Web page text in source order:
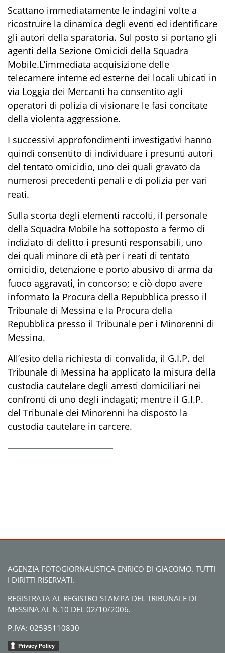
Scattano immediatamente le indagini volte a
ricostruire la dinamica degli eventi ed identificare
gli autori della sparatoria. Sul posto si portano gli
agenti della Sezione Omicidi della Squadra
Mobile.L’immediata acquisizione delle
telecamere interne ed esterne dei locali ubicati in
via Loggia dei Mercanti ha consentito agli
operatori di polizia di visionare le fasi concitate
della violenta aggressione.
I successivi approfondimenti investigativi hanno
quindi consentito di individuare i presunti autori
del tentato omicidio, uno dei quali gravato da
numerosi precedenti penali e di polizia per vari
reati.
Sulla scorta degli elementi raccolti, il personale
della Squadra Mobile ha sottoposto a fermo di
indiziato di delitto i presunti responsabili, uno
dei quali minore di età per i reati di tentato
omicidio, detenzione e porto abusivo di arma da
fuoco aggravati, in concorso; e ciò dopo avere
informato la Procura della Repubblica presso il
Tribunale di Messina e la Procura della
Repubblica presso il Tribunale per i Minorenni di
Messina.
All’esito della richiesta di convalida, il G.I.P. del
Tribunale di Messina ha applicato la misura della
custodia cautelare degli arresti domiciliari nei
confronti di uno degli indagati; mentre il G.I.P.
del Tribunale dei Minorenni ha disposto la
custodia cautelare in carcere.
AGENZIA FOTOGIORNALISTICA ENRICO DI GIACOMO. TUTTI
I DIRITTI RISERVATI.
REGISTRATA AL REGISTRO STAMPA DEL TRIBUNALE DI
MESSINA AL N.10 DEL 02/10/2006.
P.IVA: 02595110830